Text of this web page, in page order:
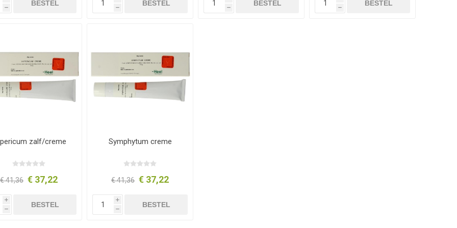
h
BESTEL
h
BESTEL
h
BESTEL
h
BESTEL
zalf/creme
€ 41,36 € 37,22
i
h
BESTEL
Symphytum creme
€ 41,36 € 37,22
i
h
BESTEL